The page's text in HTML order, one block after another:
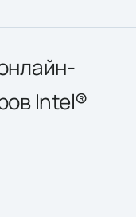
Intel®